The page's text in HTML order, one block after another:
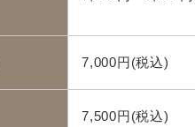
7,000円(税込)
7,500円(税込)